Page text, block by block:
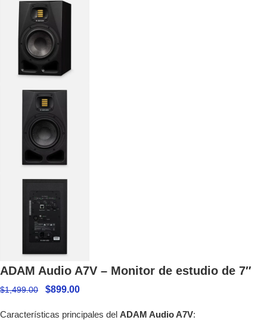
ADAM Audio A7V – Monitor de estudio de 7″
$1,499.00 $899.00
Características principales del ADAM Audio A7V: